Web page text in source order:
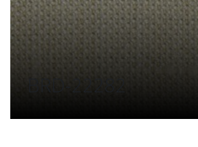
BRD-22282